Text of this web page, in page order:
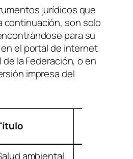
jurídicos que
continuación, son solo
para su
el portal de internet
de la Federación, o en
impresa del
ambiental.